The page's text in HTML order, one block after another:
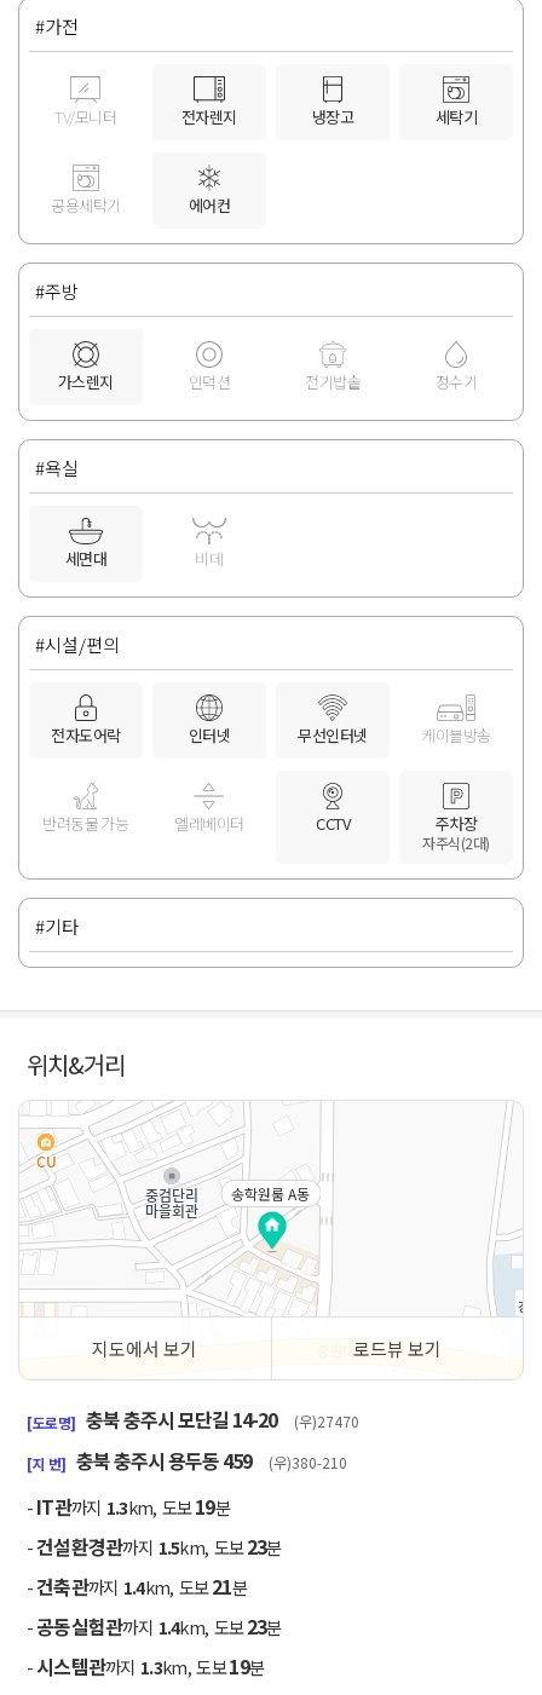
#가전
TV/모니터 전자렌지 냉장고 세탁기
공용세탁기 에어컨
#주방
가스렌지 인덕션 전기밥솥 정수기
#욕실
세면대 비데
#시설/편의
전자도어락 인터넷 무선인터넷 케이블방송
반려동물 가능 엘레베이터 CCTV 주차장
자주식(2대)
#기타
위치&거리
송학원룸 A동
지도에서 보기 로드뷰 보기
[도로명] 충북 충주시 모단길 14-20 (우)27470
[지 번] 충북 충주시 용두동 459 (우)380-210
-IT관까지 1.3km, 도보19분
-건설환경관까지 1.5km, 도보23분
-건축관까지 1.4km, 도보21분
-공동실험관까지 1.4km, 도보23분
-시스템관까지 1.3km, 도보19분